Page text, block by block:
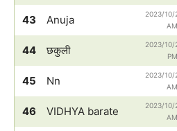
43 Anuja
2023/10/
AM
44 छकुली
2023/10/
PM
45 Nn
2023/10/
AM
46 VIDHYA barate
2023/10/
AM